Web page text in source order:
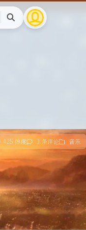
搜
425 热度 3 条评论 音乐